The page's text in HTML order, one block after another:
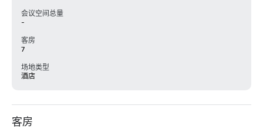
会议空间总量
-
客房
7
场地类型
酒店
客房